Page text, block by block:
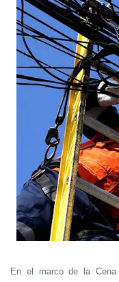
En el marco de la Cena